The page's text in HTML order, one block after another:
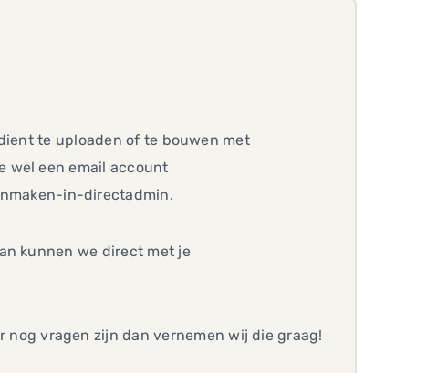
te uploaden of te bouwen met
wel een email account
in-directadmin.
kunnen we direct met je
vragen zijn dan vernemen wij die graag!